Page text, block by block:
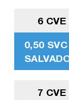
6
0,50
7